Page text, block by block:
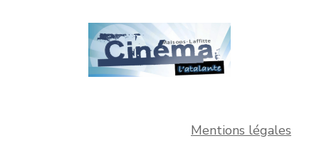
Mentions légales